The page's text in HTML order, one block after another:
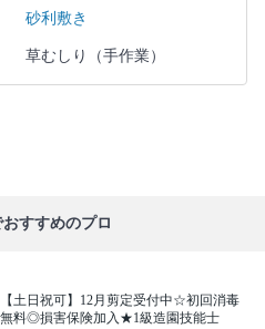
砂利敷き
草むしり（手作業）
すすめのプロ
【土日祝可】12月剪定受付中☆初回消毒
無料◎損害保険加入★1級造園技能士